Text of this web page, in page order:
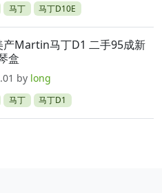
马丁 马丁D10E
产Martin马丁D1 二手95成新
盒
by long
马丁 马丁D1